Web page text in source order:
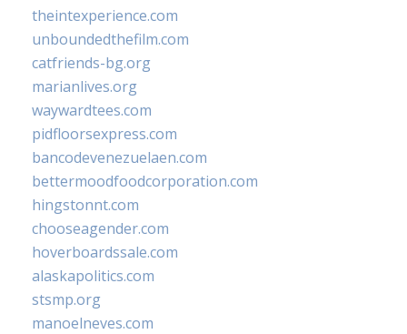
theintexperience.com
unboundedthefilm.com
catfriends-bg.org
marianlives.org
waywardtees.com
pidfloorsexpress.com
bancodevenezuelaen.com
bettermoodfoodcorporation.com
hingstonnt.com
chooseagender.com
hoverboardssale.com
alaskapolitics.com
stsmp.org
manoelneves.com